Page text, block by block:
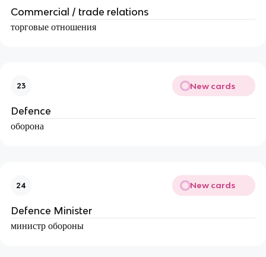
Commercial / trade relations
торговые отношения
23 New cards
Defence
оборона
24 New cards
Defence Minister
министр обороны